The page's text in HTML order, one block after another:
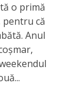
o primă
pentru că
Anul